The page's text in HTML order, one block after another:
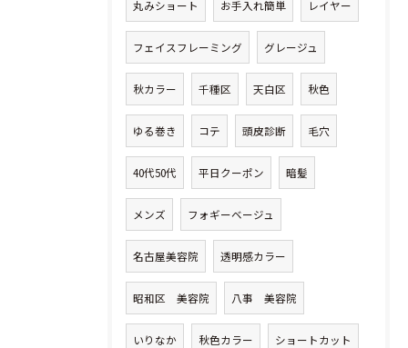
丸みショート お手入れ簡単 レイヤー
フェイスフレーミング グレージュ
秋カラー 千種区 天白区 秋色
ゆる巻き コテ 頭皮診断 毛穴
40代50代 平日クーポン 暗髪
メンズ フォギーベージュ
名古屋美容院 透明感カラー
昭和区 美容院 八事 美容院
いりなか 秋色カラー ショートカット